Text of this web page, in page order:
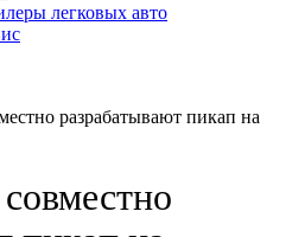
легковых авто
разрабатывают пикап на